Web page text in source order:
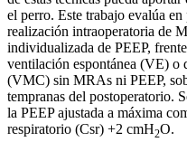
el perro. Este trabajo evalúa en
realización intraoperatoria de
individualizada de PEEP,
ventilación espontánea (VE) o
(VMC) sin MRAs ni PEEP,
tempranas del postoperatorio.
la PEEP ajustada a máxima
respiratorio (Csr) +2 cmH2O.